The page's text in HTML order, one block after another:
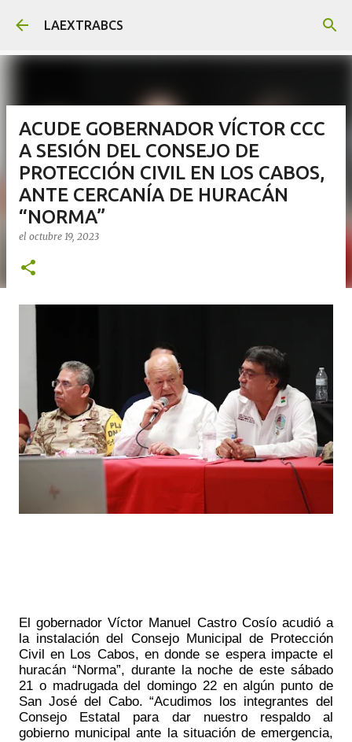
Ir al contenido principal
LAEXTRABCS
ACUDE GOBERNADOR VÍCTOR CCC
A SESIÓN DEL CONSEJO DE
PROTECCIÓN CIVIL EN LOS CABOS,
ANTE CERCANÍA DE HURACÁN
“NORMA”
el octubre 19, 2023
El gobernador Víctor Manuel Castro Cosío acudió a
la instalación del Consejo Municipal de Protección
Civil en Los Cabos, en donde se espera impacte el
huracán “Norma”, durante la noche de este sábado
21 o madrugada del domingo 22 en algún punto de
San José del Cabo. “Acudimos los integrantes del
Consejo Estatal para dar nuestro respaldo al
gobierno municipal ante la situación de emergencia,